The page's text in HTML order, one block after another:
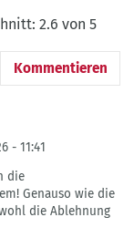
2.6 von 5
Kommentieren
- 11:41
die
Genauso wie die
die Ablehnung